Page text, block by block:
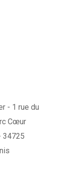
- 1 rue du
Cœur
34725